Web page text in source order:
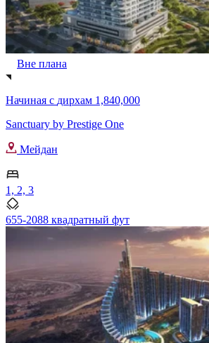
Вне плана
Начиная с дирхам 1,840,000
Sanctuary by Prestige One
Мейдан
1, 2, 3
655-2088 квадратный фут